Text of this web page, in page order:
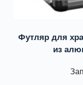
Футляр для
из